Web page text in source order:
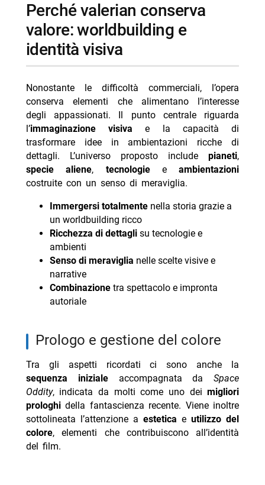
perché valerian conserva
valore: worldbuilding e
identità visiva
Nonostante le difficoltà commerciali, l’opera
conserva elementi che alimentano l’interesse
degli appassionati. Il punto centrale riguarda
l’immaginazione visiva e la capacità di
trasformare idee in ambientazioni ricche di
dettagli. L’universo proposto includepianeti,
specie aliene, tecnologieeambientazioni
costruite con un senso di meraviglia.
Immergersi totalmentenella storia grazie a
un worldbuilding ricco
Ricchezza di dettaglisu tecnologie e
ambienti
Senso di meraviglia nelle scelte visive e
narrative
Combinazionetra spettacolo e impronta
autoriale
prologo e gestione del colore
Tra gli aspetti ricordati ci sono anche la
sequenza inizialeaccompagnata daSpace
Oddity, indicata da molti come uno deimigliori
prologhidella fantascienza recente. Viene inoltre
sottolineata l’attenzione a estetica eutilizzo del
colore, elementi che contribuiscono all’identità
del film.